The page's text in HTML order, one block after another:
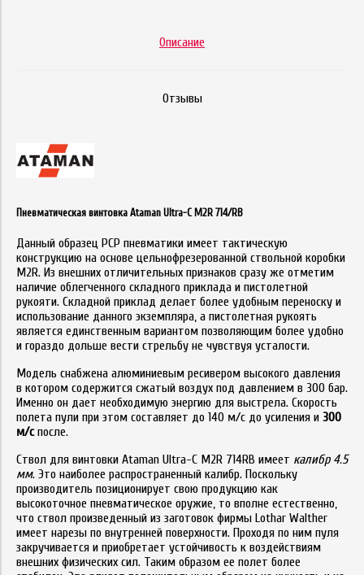
Описание
Отзывы
Пневматическая винтовка Ataman Ultra-C M2R 714/RB
Данный образец PCP пневматики имеет тактическую
конструкцию на основе цельнофрезерованной ствольной коробки
M2R. Из внешних отличительных признаков сразу же отметим
наличие облегченного складного приклада и пистолетной
рукояти. Складной приклад делает более удобным переноску и
использование данного экземпляра, а пистолетная рукоять
является единственным вариантом позволяющим более удобно
и гораздо дольше вести стрельбу не чувствуя усталости.
Модель снабжена алюминиевым ресивером высокого давления
в котором содержится сжатый воздух под давлением в 300 бар.
Именно он дает необходимую энергию для выстрела. Скорость
полета пули при этом составляет до 140 м/с до усиления и 300
м/с после.
Ствол для винтовки Ataman Ultra-C M2R 714RB имеет калибр 4.5
мм. Это наиболее распространенный калибр. Поскольку
производитель позиционирует свою продукцию как
высокоточное пневматическое оружие, то вполне естественно,
что ствол произведенный из заготовок фирмы Lothar Walther
имеет нарезы по внутренней поверхности. Проходя по ним пуля
закручивается и приобретает устойчивость к воздействиям
внешних физических сил. Таким образом ее полет более